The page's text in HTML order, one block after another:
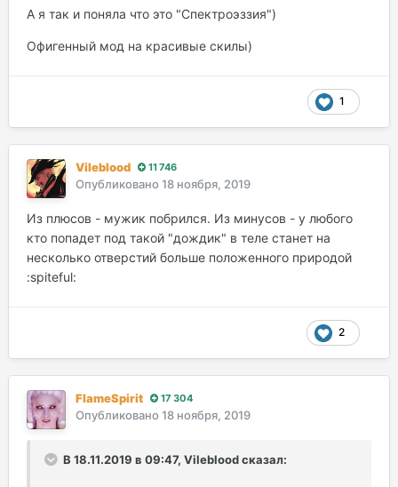
А я так и поняла что это "Спектроэззия")
Офигенный мод на красивые скилы)
1
Vileblood 11 746
Опубликовано 18 ноября, 2019
Из плюсов - мужик побрился. Из минусов - у любого
кто попадет под такой "дождик" в теле станет на
несколько отверстий больше положенного природой
:spiteful:
2
FlameSpirit 17 304
Опубликовано 18 ноября, 2019
В 18.11.2019 в 09:47, Vileblood сказал: